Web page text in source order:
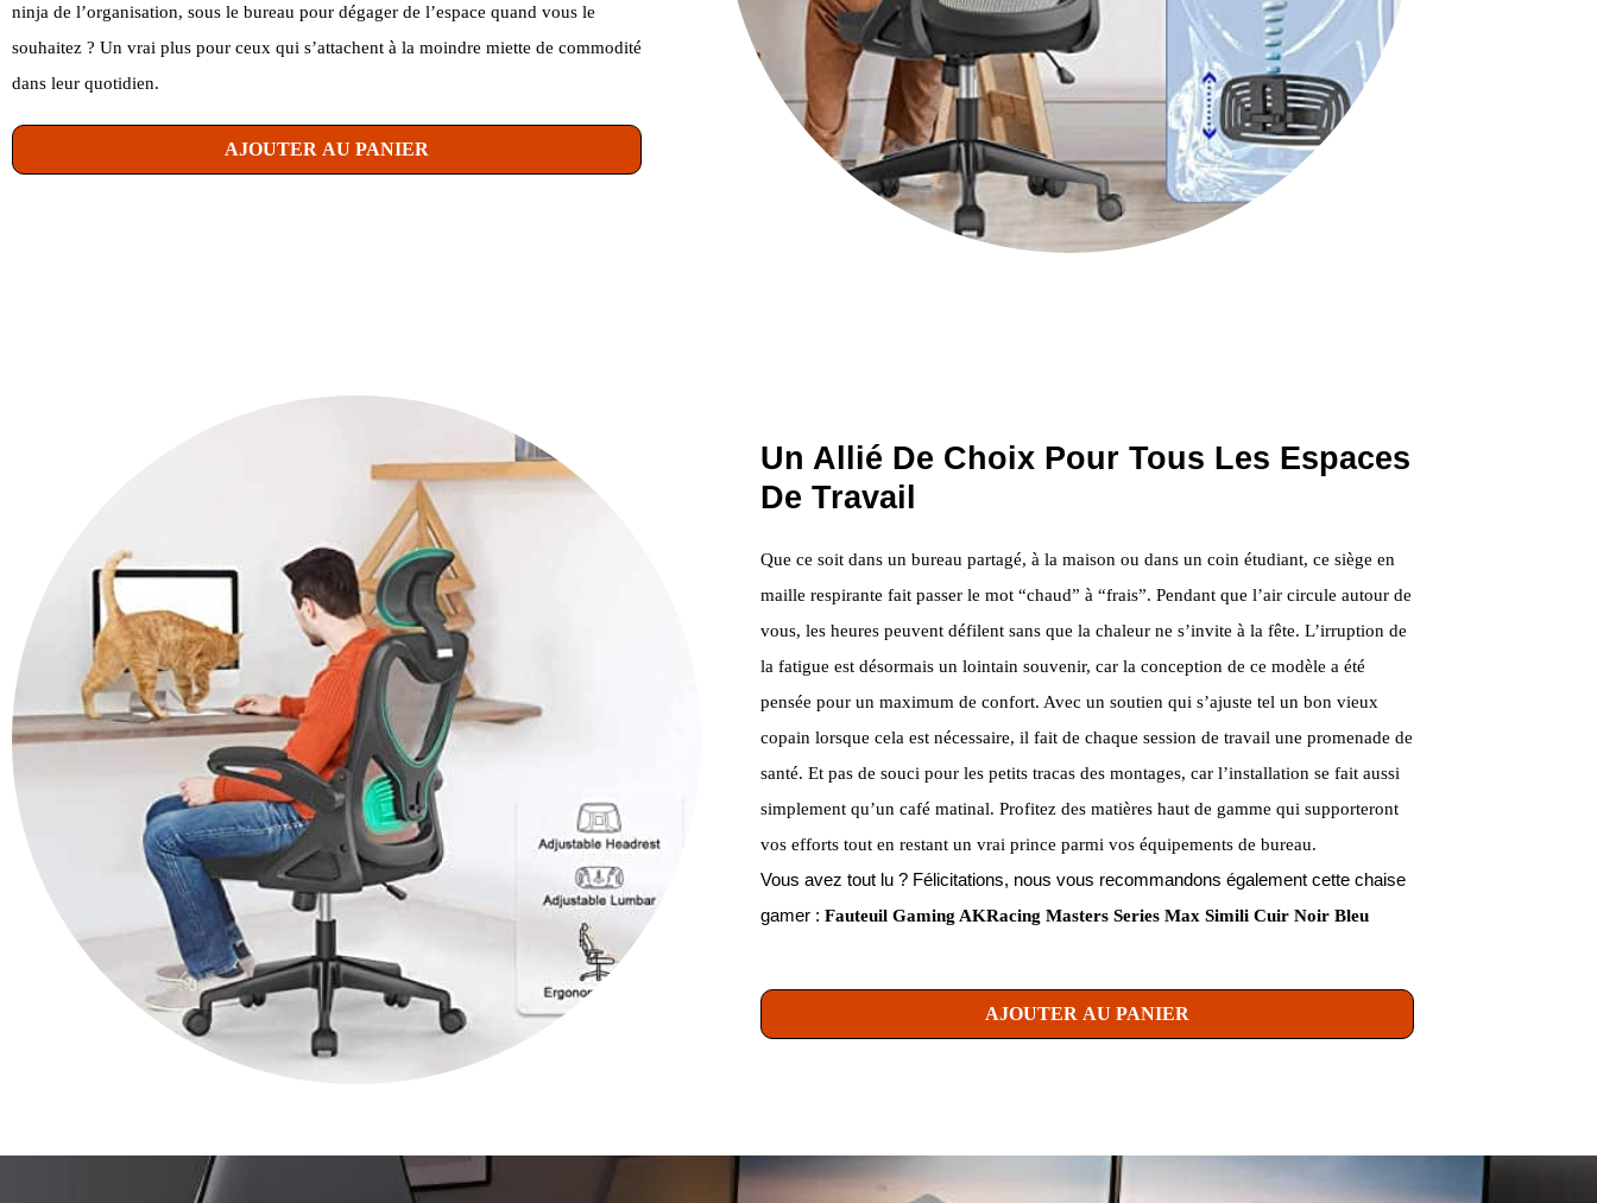
ninja de l’organisation, sous le bureau pour dégager de l’espace quand vous le
souhaitez ? Un vrai plus pour ceux qui s’attachent à la moindre miette de commodité
dans leur quotidien.
AJOUTER AU PANIER
Un Allié De Choix Pour Tous Les Espaces
De Travail
Que ce soit dans un bureau partagé, à la maison ou dans un coin étudiant, ce siège en
maille respirante fait passer le mot “chaud” à “frais”. Pendant que l’air circule autour de
vous, les heures peuvent défilent sans que la chaleur ne s’invite à la fête. L’irruption de
la fatigue est désormais un lointain souvenir, car la conception de ce modèle a été
pensée pour un maximum de confort. Avec un soutien qui s’ajuste tel un bon vieux
copain lorsque cela est nécessaire, il fait de chaque session de travail une promenade de
santé. Et pas de souci pour les petits tracas des montages, car l’installation se fait aussi
simplement qu’un café matinal. Profitez des matières haut de gamme qui supporteront
vos efforts tout en restant un vrai prince parmi vos équipements de bureau.
Vous avez tout lu ? Félicitations, nous vous recommandons également cette chaise
gamer : Fauteuil Gaming AKRacing Masters Series Max Simili Cuir Noir Bleu
AJOUTER AU PANIER